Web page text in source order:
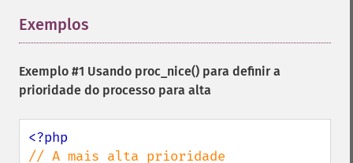
Exemplos
Exemplo #1 Usando proc_nice() para definir a
prioridade do processo para alta